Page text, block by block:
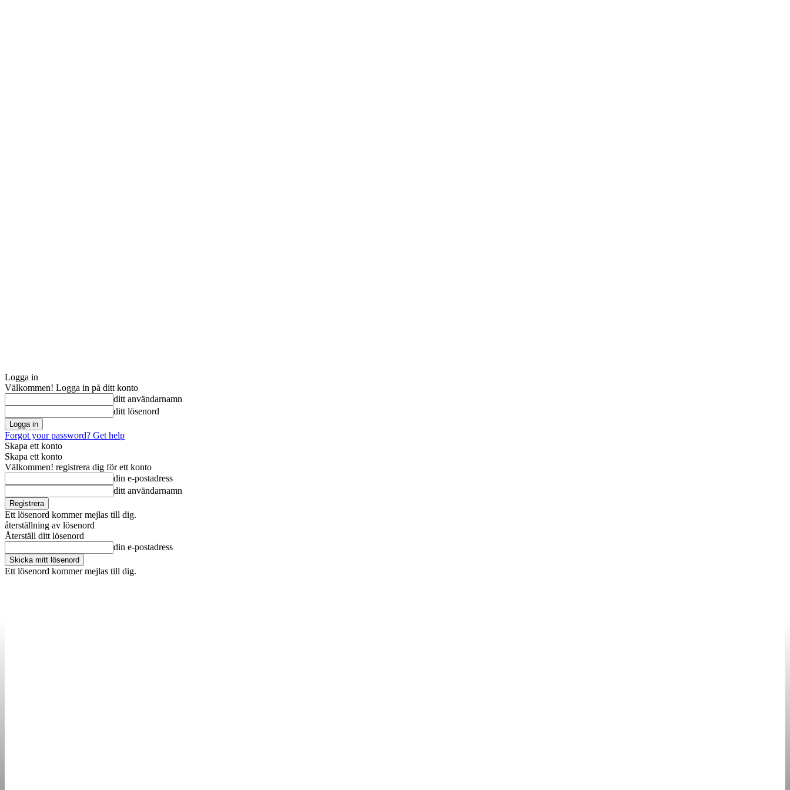
Logga in
Välkommen! Logga in på ditt konto
ditt användarnamn
ditt lösenord
Forgot your password? Get help
Skapa ett konto
Skapa ett konto
Välkommen! registrera dig för ett konto
din e-postadress
ditt användarnamn
Ett lösenord kommer mejlas till dig.
återställning av lösenord
Återställ ditt lösenord
din e-postadress
Ett lösenord kommer mejlas till dig.